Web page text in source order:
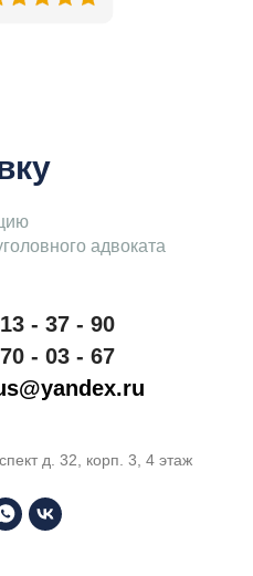
адвоката
- 37 - 90
- 03 - 67
д. 32, корп. 3, 4 этаж